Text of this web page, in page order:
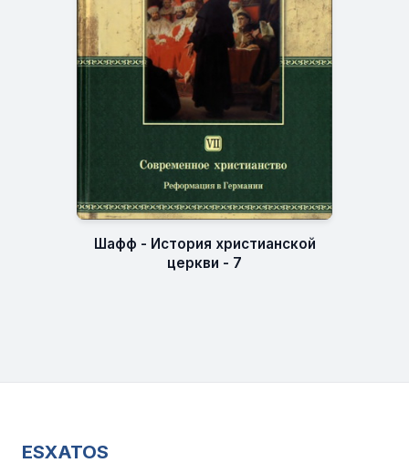
Шафф - История христианской
церкви - 7
ESXATOS